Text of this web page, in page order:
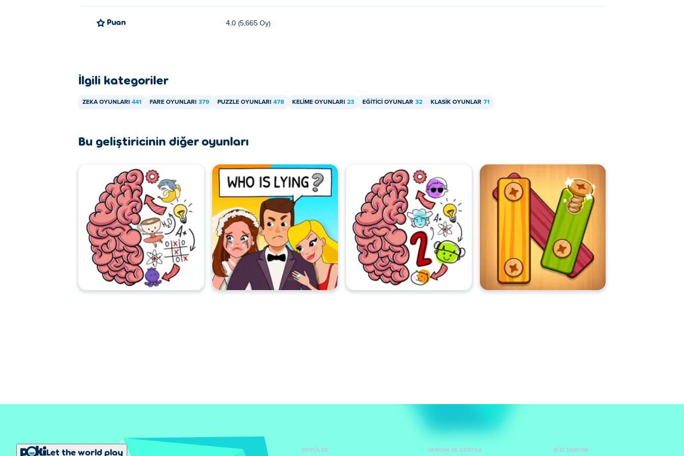
Puan 4.0 (5,665 Oy)
İlgili kategoriler
ZEKA OYUNLARI 441 FARE OYUNLARI 379 PUZZLE OYUNLARI 478 KELIME OYUNLARI 23 EĞITICI OYUNLAR 32 KLASIK OYUNLAR 71
Bu geliştiricinin diğer oyunları
Let the world play POPÜLER YARDIM VE DESTEK BIZI TANIYIN